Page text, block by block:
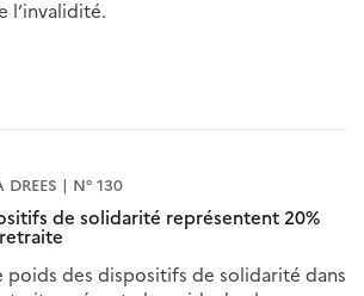
l’invalidité.
DREES | N° 130
de solidarité représentent 20%
poids des dispositifs de solidarité dans